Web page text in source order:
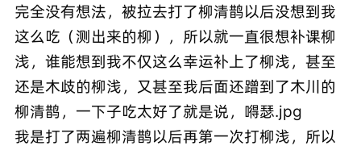
完全没有想法，被拉去打了柳清鹊以后没想到我
这么吃（测出来的柳），所以就一直很想补课柳
浅，谁能想到我不仅这么幸运补上了柳浅，甚至
还是木歧的柳浅，又甚至我后面还蹭到了木川的
柳清鹊，一下子吃太好了就是说，嘚瑟.jpg
我是打了两遍柳清鹊以后再第一次打柳浅，所以